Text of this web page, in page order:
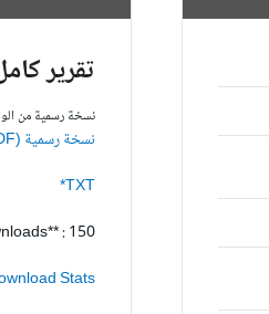
تقرير
نسخة رسمية من
نسخة رسمية (PDF)
TXT*
: 150
Stats